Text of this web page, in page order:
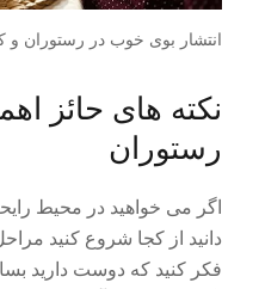
انتشار بوی خوب در رستوران
نکته های حائز
رستوران
اگر می خواهید در محیط
دانید از کجا شروع کنید
فکر کنید که دوست دارید